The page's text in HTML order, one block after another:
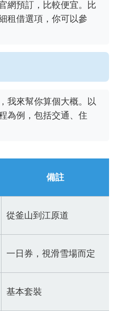
網預訂，比較便宜。比
租借選項，你可以參
我來幫你算個大概。以
為例，包括交通、住
備註
從釜山到江原道
一日券，視滑雪場而定
基本套裝